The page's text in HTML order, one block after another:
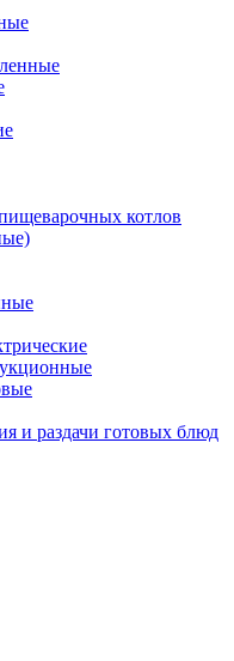
котлов
и раздачи готовых блюд